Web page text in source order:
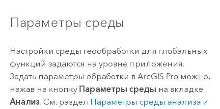
Параметры среды
Настройки среды геообработки для глобальных
функций задаются на уровне приложения.
Задать параметры обработки в ArcGIS Proможно,
нажав на кнопку Параметры среды на вкладке
Анализ. См. раздел Параметры среды анализа и